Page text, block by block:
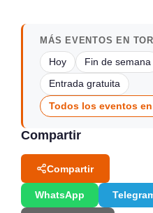
MÁS EVENTOS EN
Hoy Fin de semana
Entrada gratuita
Todos los eventos
Compartir
Compartir
WhatsApp